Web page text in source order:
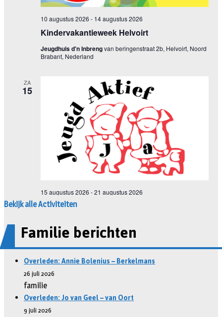
Bekijk alle Activiteiten
Familie berichten
Overleden: Annie Bolenius – Berkelmans
26 juli 2026
familie
Overleden: Jo van Geel – van Oort
9 juli 2026